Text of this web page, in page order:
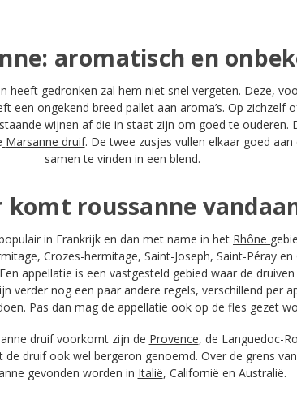
aromatisch en
heeft gedronken zal hem niet snel vergeten. Deze,
een ongekend breed pallet aan aroma’s. Op zichzelf
wijnen af die in staat zijn om goed te ouderen.
Marsanne druif. De twee zusjes vullen elkaar goed
samen te vinden in een blend.
komt roussanne
in Frankrijk en dan met name in het Rhône
, Crozes-hermitage, Saint-Joseph, Saint-Péray en
appellatie is een vastgesteld gebied waar de
verder nog een paar andere regels, verschillend per
Pas dan mag de appellatie ook op de fles gezet
druif voorkomt zijn de Provence, de Languedoc-
druif ook wel bergeron genoemd. Over de grens
gevonden worden in Italië, Californië en Australië.